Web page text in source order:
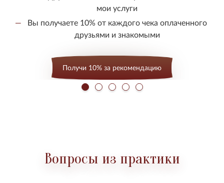
мои услуги
Вы получаете 10% от каждого чека оплаченного
друзьями и знакомыми
Получи 10% за рекомендацию
Вопросы из практики